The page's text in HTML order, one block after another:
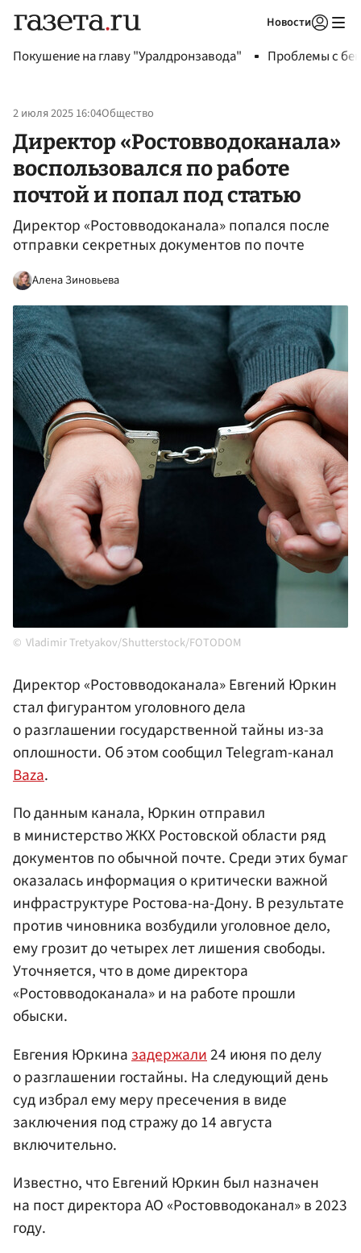
Новости
Покушение на главу "Уралдронзавода" Проблемы с
2 июля 2025 16:04Общество
Директор «Ростовводоканала»
воспользовался по работе
почтой и попал под статью
Директор «Ростовводоканала» попался после
отправки секретных документов по почте
Алена Зиновьева
Vladimir Tretyakov/Shutterstock/FOTODOM
Директор «Ростовводоканала» Евгений Юркин
стал фигурантом уголовного дела
о разглашении государственной тайны из-за
оплошности. Об этом сообщил Telegram-канал
Baza.
По данным канала, Юркин отправил
в министерство ЖКХ Ростовской области ряд
документов по обычной почте. Среди этих бумаг
оказалась информация о критически важной
инфраструктуре Ростова-на-Дону. В результате
против чиновника возбудили уголовное дело,
ему грозит до четырех лет лишения свободы.
Уточняется, что в доме директора
«Ростовводоканала» и на работе прошли
обыски.
Евгения Юркина задержали24 июня по делу
о разглашении гостайны. На следующий день
суд избрал ему меру пресечения в виде
заключения под стражу до 14 августа
включительно.
Известно, что Евгений Юркин был назначен
на пост директора АО «Ростовводоканал» в 2023
году.